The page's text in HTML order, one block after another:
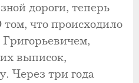
дороги, теперь
что происходило
выписок,
Через три года